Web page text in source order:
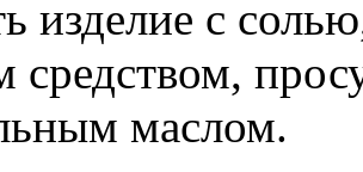
изделие с
маслом.